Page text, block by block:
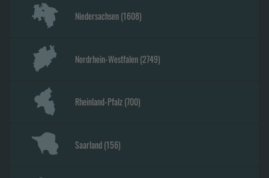
Niedersachsen(1608)
Nordrhein-Westfalen(2749)
Rheinland-Pfalz(700)
Saarland(156)